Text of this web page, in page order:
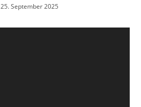
25. September 2025